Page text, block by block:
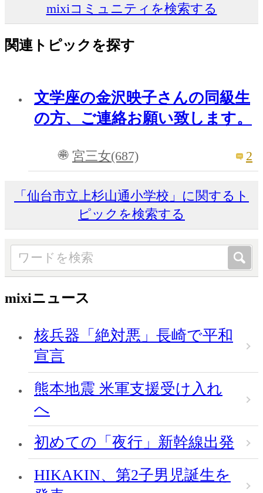
mixiコミュニティを検索する
関連トピックを探す
文学座の金沢映子さんの同級生
の方、ご連絡お願い致します。
宮三女(687) 2
「仙台市立上杉山通小学校」に関するト
ピックを検索する
mixiニュース
核兵器「絶対悪」長崎で平和
宣言
熊本地震 米軍支援受け入れ
へ
初めての「夜行」新幹線出発
HIKAKIN、第2子男児誕生を